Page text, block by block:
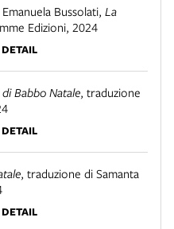
Bussolati, La
Edizioni, 2024
Babbo Natale, traduzione
, traduzione di Samanta